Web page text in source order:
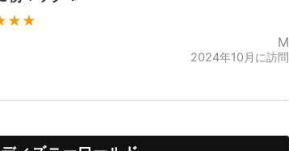
M
2024年10月に訪問